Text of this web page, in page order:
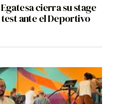
cierra su stage
ante el Deportivo